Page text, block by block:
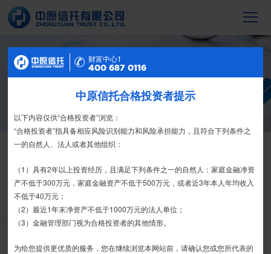
信托产品
产16088亿元，按时足额交付到期信托财
信托产品
热销产品
栏目首页 热销产品 运营产品 净值产品 信息披露
精英理财俱乐部
家族信托 财富网点 客户反馈 征信异议申请
财富中心2
400 687 0116
特别提示
尊敬的投资者：
合格投资者认证、风险测评、录音录像及电子合同签署应由投资者本人
亲自操作完成，不得由他人代办。
我司信托产品账户均以我司名义开立，所有认购信托产品的资金应根据
信托合同约定转入我司信托产品的银行专用账户。投资者认购我司信托产品
时，请注意不要向任何非我司账户转账、支付现金。
如有疑问，请联系您的专属客户经理或咨询我司客服电话400-
财富中心1
400 687 0116
中原信托合格投资者提示
以下内容仅供“合格投资者”浏览：
“合格投资者”指具备相应风险识别能力和风险承担能力，且符合下列条件之
一的自然人、法人或者其他组织：
（1）具有2年以上投资经历，且满足下列条件之一的自然人：家庭金融净资
产不低于300万元，家庭金融资产不低于500万元，或者近3年本人年均收入
不低于40万元；
（2）最近1年末净资产不低于1000万元的法人单位；
（3）金融管理部门视为合格投资者的其他情形。
为给您提供更优质的服务，您在继续浏览本网站前，请确认您或您所代表的